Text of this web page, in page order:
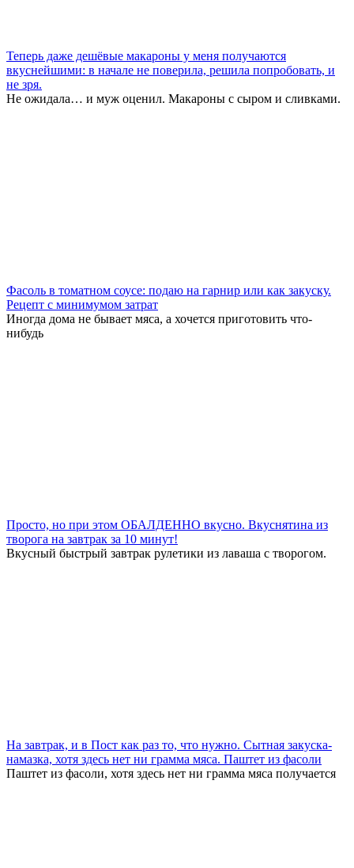
Теперь даже дешёвые макароны у меня получаются
вкуснейшими: в начале не поверила, решила попробовать, и
не зря.
Не ожидала… и муж оценил. Макароны с сыром и сливками.
Фасоль в томатном соусе: подаю на гарнир или как закуску.
Рецепт с минимумом затрат
Иногда дома не бывает мяса, а хочется приготовить что-
нибудь
Просто, но при этом ОБАЛДЕННО вкусно. Вкуснятина из
творога на завтрак за 10 минут!
Вкусный быстрый завтрак рулетики из лаваша с творогом.
На завтрак, и в Пост как раз то, что нужно. Сытная закуска-
намазка, хотя здесь нет ни грамма мяса. Паштет из фасоли
Паштет из фасоли, хотя здесь нет ни грамма мяса получается